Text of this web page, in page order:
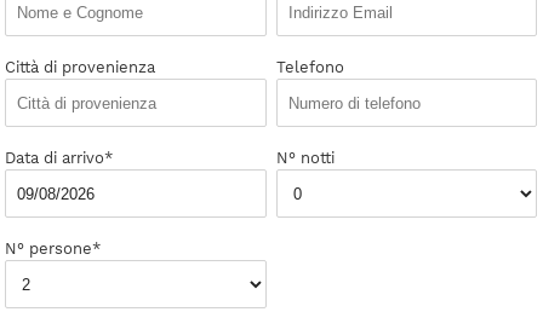
Città di provenienza Telefono
Data di arrivo* N° notti
N° persone*